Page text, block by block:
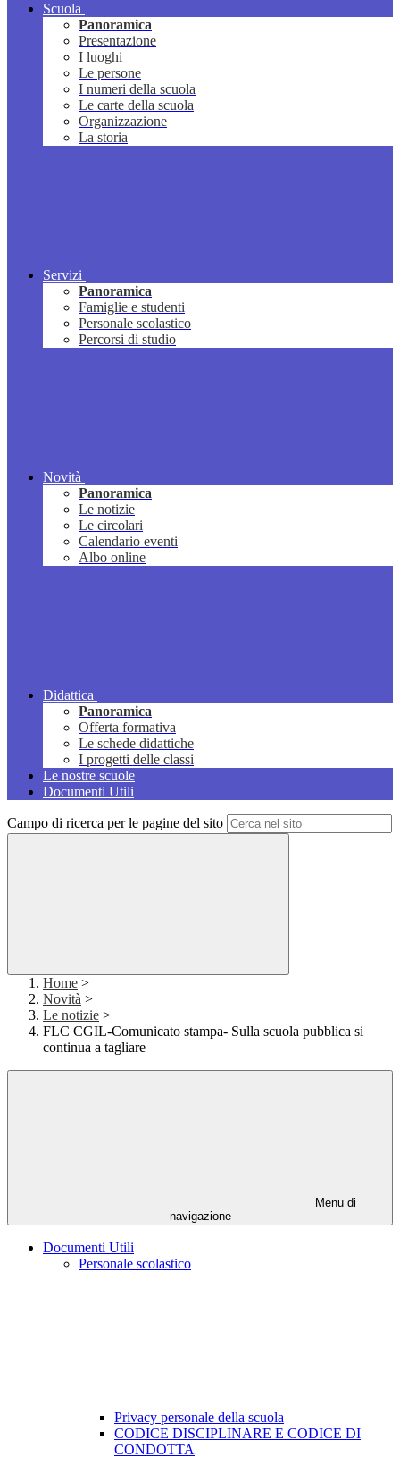
Scuola
Panoramica
Presentazione
I luoghi
Le persone
I numeri della scuola
Le carte della scuola
Organizzazione
La storia
Servizi
Panoramica
Famiglie e studenti
Personale scolastico
Percorsi di studio
Novità
Panoramica
Le notizie
Le circolari
Calendario eventi
Albo online
Didattica
Panoramica
Offerta formativa
Le schede didattiche
I progetti delle classi
Le nostre scuole
Documenti Utili
Campo di ricerca per le pagine del sito
Home >
Novità >
Le notizie >
FLC CGIL-Comunicato stampa- Sulla scuola pubblica si
continua a tagliare
Menu di
navigazione
Documenti Utili
Personale scolastico
Privacy personale della scuola
CODICE DISCIPLINARE E CODICE DI
CONDOTTA